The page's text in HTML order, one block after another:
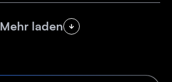
Mehr laden